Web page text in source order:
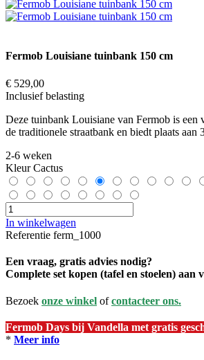
Fermob Louisiane tuinbank 150 cm
€ 529,00
Inclusief belasting
Deze tuinbank Louisiane van Fermob is een
de traditionele straatbank en biedt plaats aan
2-6 weken
Kleur Cactus
In winkelwagen
Referentie ferm_1000
Een vraag, gratis advies nodig?
Complete set kopen (tafel en stoelen) aan
Bezoek onze winkel ofcontacteer ons.
Fermob Days bij Vandella met gratis
* Meer info